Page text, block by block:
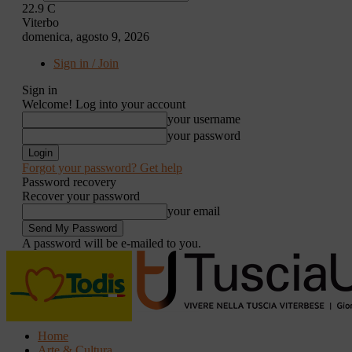
22.9 C
Viterbo
domenica, agosto 9, 2026
Sign in / Join
Sign in
Welcome! Log into your account
your username
your password
Forgot your password? Get help
Password recovery
Recover your password
your email
A password will be e-mailed to you.
Home